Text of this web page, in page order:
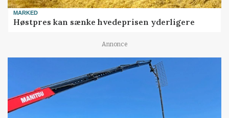
MARKED
Høstpres kan sænke hvedeprisen yderligere
Annonce